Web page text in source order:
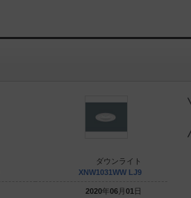
ダウンライト
XNW1031WW LJ9
2020年06月 01 日